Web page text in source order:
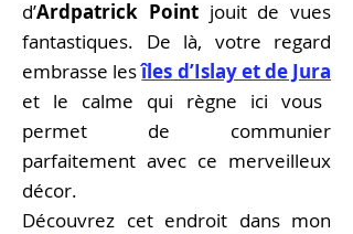
d’Ardpatrick Pointjouit de vues
fantastiques. De là, votre regard
embrasse lesîles d’Islay et de Jura
et le calme qui règne ici vous
permet de communier
parfaitement avec ce merveilleux
décor.
Découvrez cet endroit dans mon